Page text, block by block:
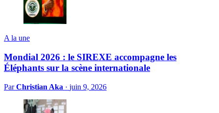
A la une
Mondial 2026 : le SIREXE accompagne les
Éléphants sur la scène internationale
ParChristian Aka · juin 9, 2026